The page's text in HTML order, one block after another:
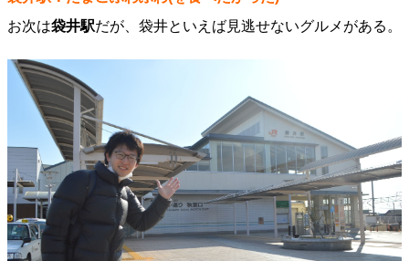
お次は袋井駅だが、袋井といえば見逃せないグルメがある。